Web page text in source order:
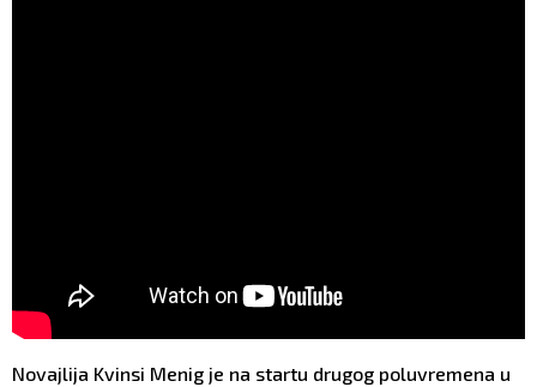
Novajlija Kvinsi Menig je na startu drugog poluvremena u